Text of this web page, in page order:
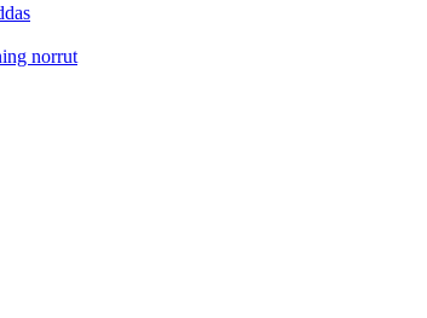
norrut